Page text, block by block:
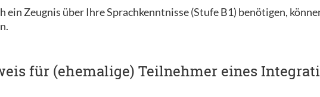
ein Zeugnis über Ihre Sprachkenntnisse (Stufe B1) benötigen,
für (ehemalige) Teilnehmer eines